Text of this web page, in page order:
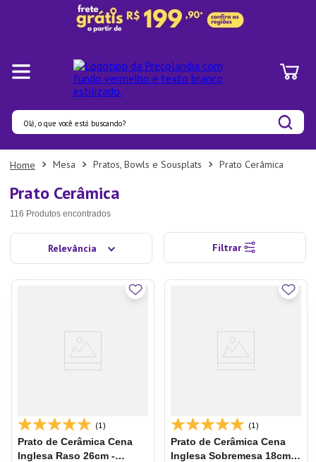
Olá, o que você está buscando?
Mesa Pratos, Bowls e Sousplats Prato Cerâmica
Prato Cerâmica
116 Produtos
Relevância Filtrar
(1)
Prato de Cerâmica Cena
Inglesa Raso 26cm -
(1)
Prato de Cerâmica Cena
Inglesa Sobremesa 18cm -
Termos mais buscados
3º
Organizadores
Bambu
5º
Prato
Tapete
Aparelho Jantar